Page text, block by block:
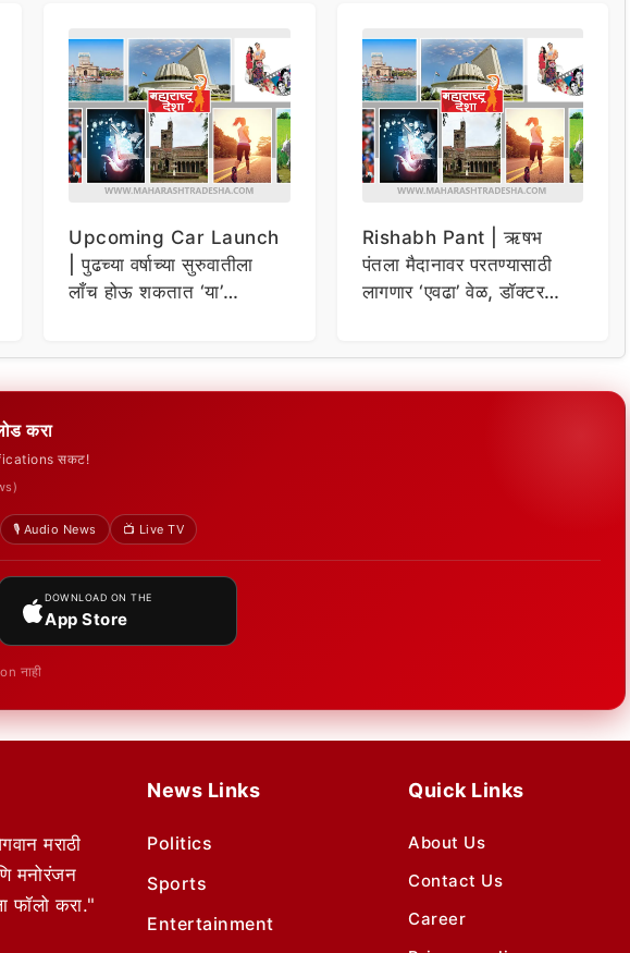
Upcoming Car Launch
| पुढच्या वर्षाच्या सुरुवातीला
लाँच होऊ शकतात ‘या’
Rishabh Pant | ऋषभ
पंतला मैदानावर परतण्यासाठी
लागणार ‘एवढा’ वेळ, डॉक्टर
करा
सकट!
🎙️ Audio News 📺 Live TV
DOWNLOAD ON THE
App Store
नाही
मराठी
मनोरंजन
फॉलो करा."
News Links
Politics
Sports
Entertainment
Quick Links
About Us
Contact Us
Career